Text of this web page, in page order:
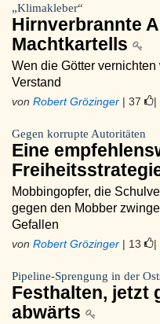
„Klimakleber“
Hirnverbrannte
Machtkartells
Wen die Götter
Verstand
von Robert Grözinger | 37 |
Gegen korrupte Autoritäten
Eine
Mobbingopfer, die
gegen den Mobber
Gefallen
von Robert Grözinger | 13 |
Pipeline-Sprengung in der
Festhalten, jetzt
abwärts